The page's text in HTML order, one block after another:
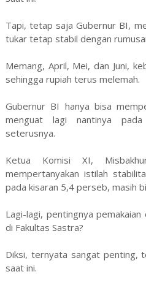
Tapi, tetap saja Gubernur BI,
tukar tetap stabil dengan
Memang, April, Mei, dan Juni,
sehingga rupiah terus melemah.
Gubernur BI hanya bisa
menguat lagi nantinya
seterusnya.
Ketua Komisi XI,
mempertanyakan istilah
pada kisaran 5,4 perseb, masih
Lagi-lagi, pentingnya
di Fakultas Sastra?
Diksi, ternyata sangat penting,
saat ini.